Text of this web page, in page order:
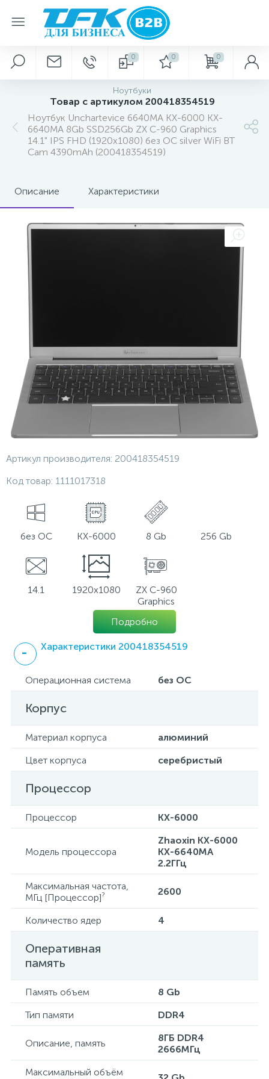
0 0 0
Ноутбуки
Товар с артикулом 200418354519
Ноутбук Unchartevice 6640MA KX-6000 KX-
6640MA 8Gb SSD256Gb ZX C-960 Graphics
14.1" IPS FHD (1920x1080) без ОС silver WiFi BT
Cam 4390mAh (200418354519)
Описание Характеристики
Артикул производителя: 200418354519
Код товар: 1111017318
без ОС KX-6000 8 Gb 256 Gb
14.1 1920x1080
ZX C-960
Graphics
Подробно
Характеристики 200418354519
Операционная система без ОС
Корпус
Материал корпуса
алюминий
Цвет корпуса
серебристый
Процессор
Процессор KX-6000
Модель процессора
Zhaoxin KX-6000
KX-6640MA
2.2ГГц
Максимальная частота,
МГц [Процессор]? 2600
Количество ядер 4
Оперативная
память
Память объем
8 Gb
Тип памяти
DDR4
Описание, память
8ГБ DDR4
2666МГц
Максимальный объём